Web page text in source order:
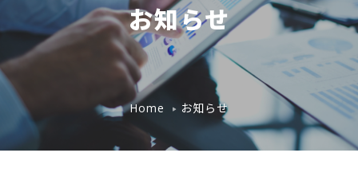
お知らせ
Home お知らせ